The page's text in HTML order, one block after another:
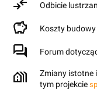
Odbicie
Koszty budowy
Forum
Zmiany istotne
tym projekcie